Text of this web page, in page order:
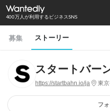
400万人が利用するビジネスSNS
募集 ストーリー
スタートバー
https://startbahn.io/ja 東
フ